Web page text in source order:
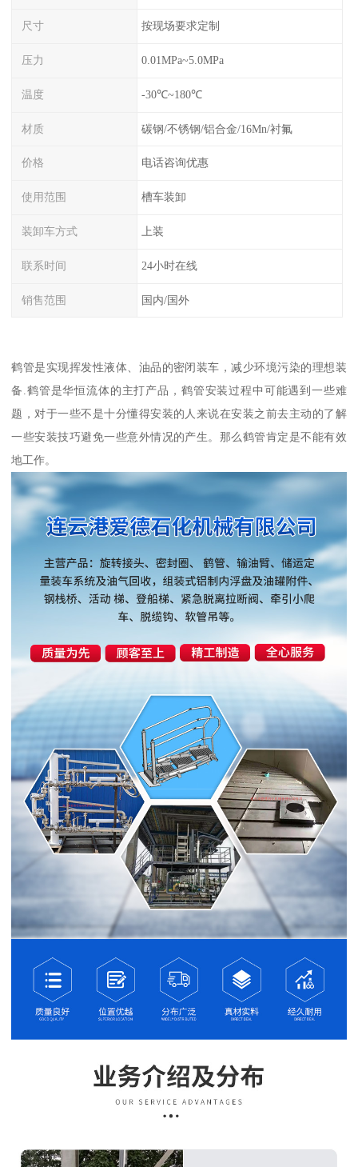
尺寸 按现场要求定制
压力 0.01MPa~5.0MPa
温度 -30℃~180℃
材质 碳钢/不锈钢/铝合金/16Mn/衬氟
价格 电话咨询优惠
使用范围 槽车装卸
装卸车方式 上装
联系时间 24小时在线
销售范围 国内/国外
鹤管是实现挥发性液体、油品的密闭装车，减少环境污染的理想装
备.鹤管是华恒流体的主打产品，鹤管安装过程中可能遇到一些难
题，对于一些不是十分懂得安装的人来说在安装之前去主动的了解
一些安装技巧避免一些意外情况的产生。那么鹤管肯定是不能有效
地工作。